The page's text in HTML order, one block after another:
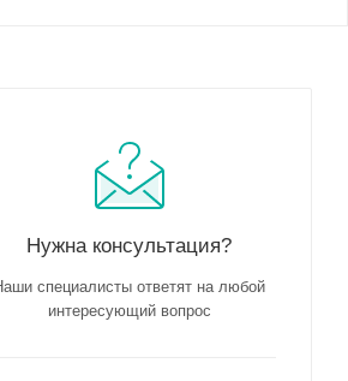
Нужна консультация?
специалисты ответят на любой
интересующий вопрос